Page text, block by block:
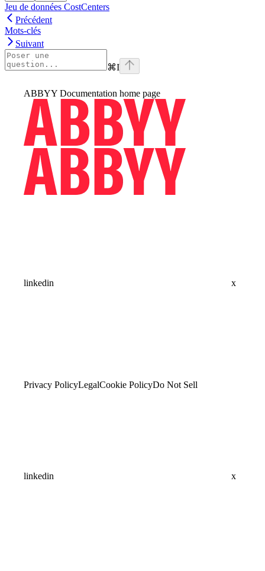
Jeu de données CostCenters
Précédent
Mots-clés
Suivant
⌘I
ABBYY Documentation home page
linkedin x
Privacy PolicyLegalCookie PolicyDo Not Sell
linkedin x